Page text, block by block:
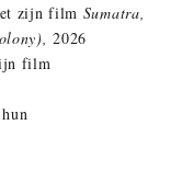
zijn film Sumatra,
2026
film